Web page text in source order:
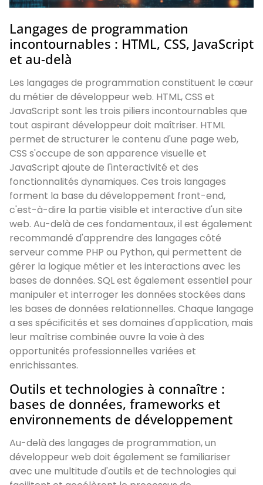
Langages de programmation
incontournables : HTML, CSS, JavaScript
et au-delà
Les langages de programmation constituent le cœur
du métier de développeur web. HTML, CSS et
JavaScript sont les trois piliers incontournables que
tout aspirant développeur doit maîtriser. HTML
permet de structurer le contenu d'une page web,
CSS s'occupe de son apparence visuelle et
JavaScript ajoute de l'interactivité et des
fonctionnalités dynamiques. Ces trois langages
forment la base du développement front-end,
c'est-à-dire la partie visible et interactive d'un site
web. Au-delà de ces fondamentaux, il est également
recommandé d'apprendre des langages côté
serveur comme PHP ou Python, qui permettent de
gérer la logique métier et les interactions avec les
bases de données. SQL est également essentiel pour
manipuler et interroger les données stockées dans
les bases de données relationnelles. Chaque langage
a ses spécificités et ses domaines d'application, mais
leur maîtrise combinée ouvre la voie à des
opportunités professionnelles variées et
enrichissantes.
Outils et technologies à connaître :
bases de données, frameworks et
environnements de développement
Au-delà des langages de programmation, un
développeur web doit également se familiariser
avec une multitude d'outils et de technologies qui